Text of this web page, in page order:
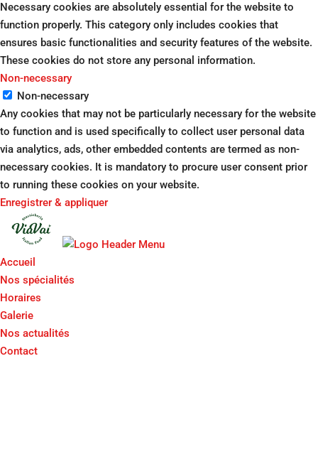
Necessary cookies are absolutely essential for the website to
function properly. This category only includes cookies that
ensures basic functionalities and security features of the website.
These cookies do not store any personal information.
Non-necessary
Non-necessary
Any cookies that may not be particularly necessary for the website
to function and is used specifically to collect user personal data
via analytics, ads, other embedded contents are termed as non-
necessary cookies. It is mandatory to procure user consent prior
to running these cookies on your website.
Enregistrer & appliquer
Accueil
Nos spécialités
Horaires
Galerie
Nos actualités
Contact